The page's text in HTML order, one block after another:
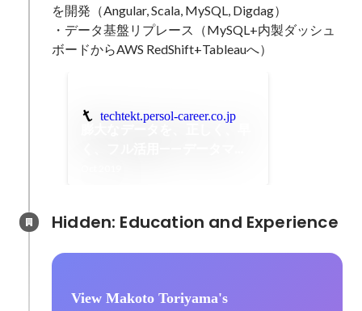
を開発（Angular, Scala, MySQL, Digdag）
・データ基盤リプレース（MySQL+内製ダッシュ
ボードからAWS RedShift+Tableauへ）
techtekt.persol-career.co.jp
View Makoto Toriyama's